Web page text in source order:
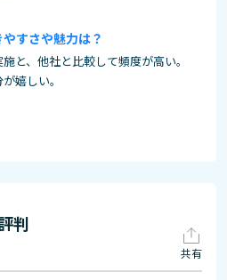
すさや魅力は？
と、他社と比較して頻度が高い。
嬉しい。
判
共有